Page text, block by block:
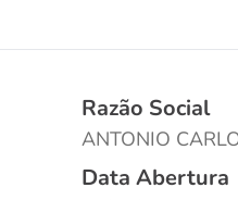
Razão Social
ANTONIO
Data Abertura